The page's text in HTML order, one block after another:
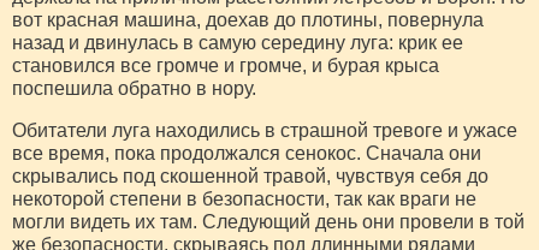
вот красная машина, доехав до плотины, повернула
назад и двинулась в самую середину луга: крик ее
становился все громче и громче, и бурая крыса
поспешила обратно в нору.
Обитатели луга находились в страшной тревоге и ужасе
все время, пока продолжался сенокос. Сначала они
скрывались под скошенной травой, чувствуя себя до
некоторой степени в безопасности, так как враги не
могли видеть их там. Следующий день они провели в той
же безопасности, скрываясь под длинными рядами